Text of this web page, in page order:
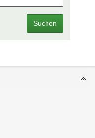
Suchen